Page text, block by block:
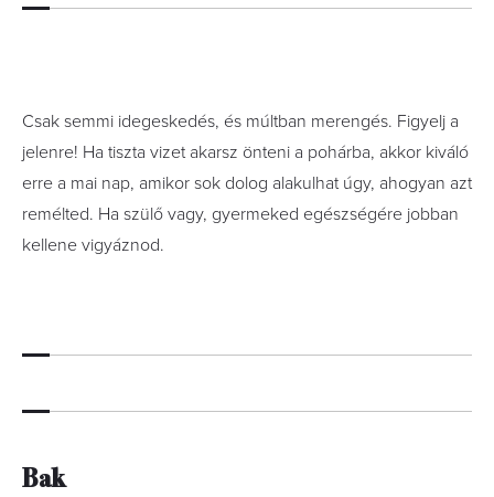
Csak semmi idegeskedés, és múltban merengés. Figyelj a
jelenre! Ha tiszta vizet akarsz önteni a pohárba, akkor kiváló
erre a mai nap, amikor sok dolog alakulhat úgy, ahogyan azt
remélted. Ha szülő vagy, gyermeked egészségére jobban
kellene vigyáznod.
Bak